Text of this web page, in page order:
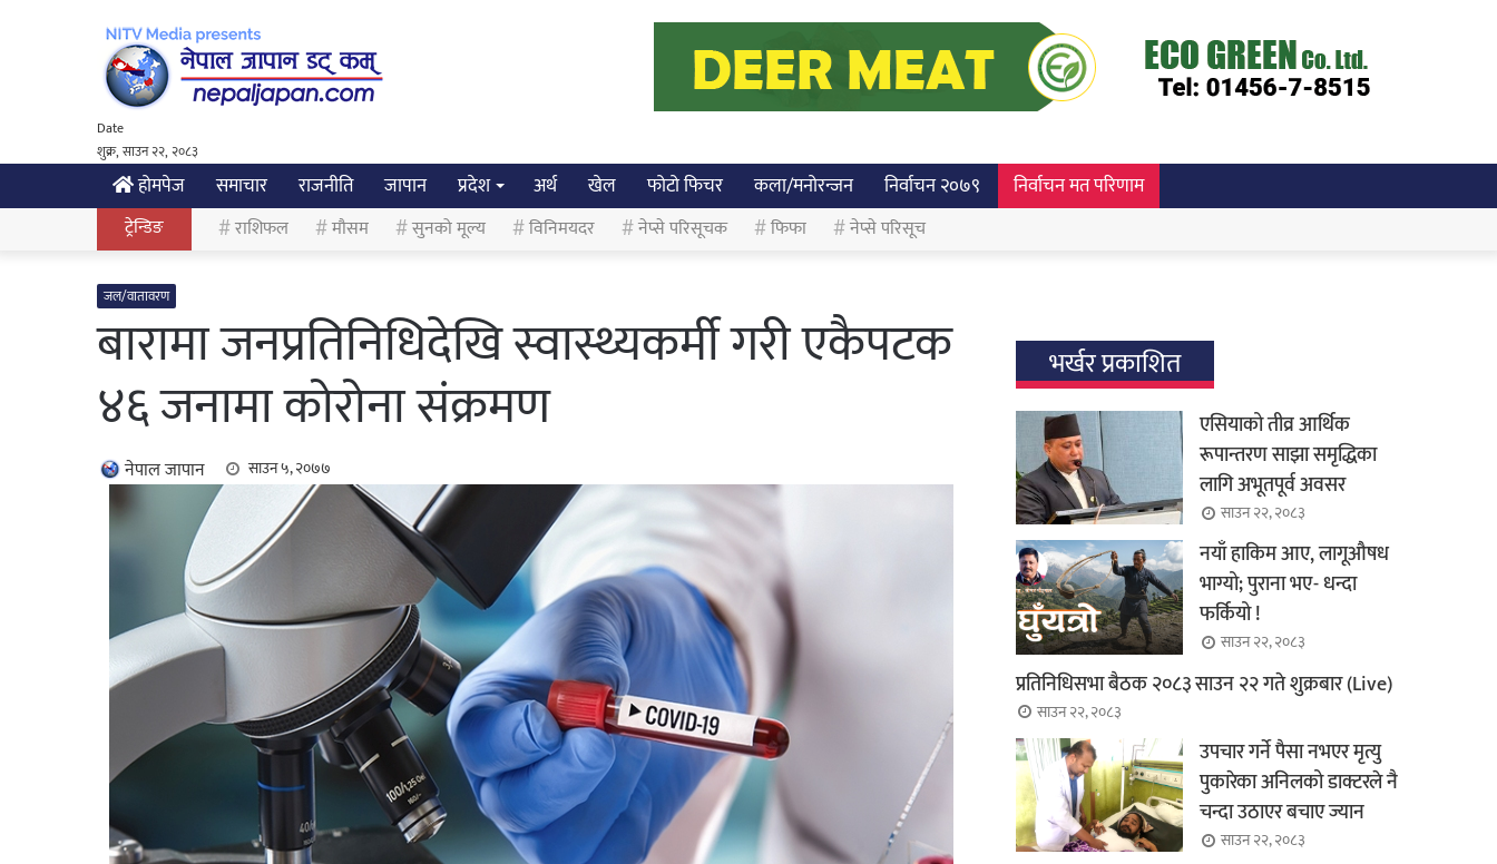
Date
शुक्र, साउन २२, २०८३
होमपेज समाचार राजनीति जापान प्रदेश अर्थ खेल फोटो फिचर कला/मनोरन्जन निर्वाचन २०७९ निर्वाचन मत परिणाम
ट्रेन्डिङ राशिफल मौसम सुनको मूल्य विनिमयदर नेप्से परिसूचक फिफा नेप्से परिसूच
जल/वातावरण
बारामा जनप्रतिनिधिदेखि स्वास्थ्यकर्मी गरी एकैपटक
४६ जनामा कोरोना संक्रमण
नेपाल जापान साउन ५, २०७७
भर्खर प्रकाशित
एसियाको तीव्र आर्थिक
रूपान्तरण साझा समृद्धिका
लागि अभूतपूर्व अवसर
साउन २२, २०८३
नयाँ हाकिम आए, लागूऔषध
भाग्यो; पुराना भए- धन्दा
फर्कियो !
साउन २२, २०८३
प्रतिनिधिसभा बैठक २०८३ साउन २२ गते शुक्रबार (Live)
साउन २२, २०८३
उपचार गर्ने पैसा नभएर मृत्यु
पुकारेका अनिलको डाक्टरले नै
चन्दा उठाएर बचाए ज्यान
साउन २२, २०८३